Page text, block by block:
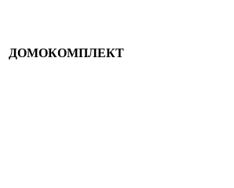
ДОМОКОМПЛЕКТ